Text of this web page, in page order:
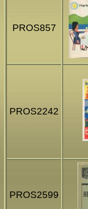
PROS857
PROS2242
PROS2599